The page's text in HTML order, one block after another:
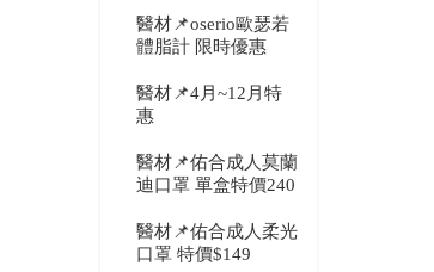
醫材📌oserio歐瑟若
體脂計 限時優惠
醫材📌4月~12月特
惠
醫材📌佑合成人莫蘭
迪口罩 單盒特價240
醫材📌佑合成人柔光
口罩 特價$149